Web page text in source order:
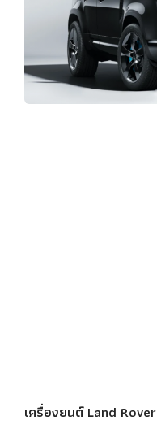
เครื่องยนต์ Land